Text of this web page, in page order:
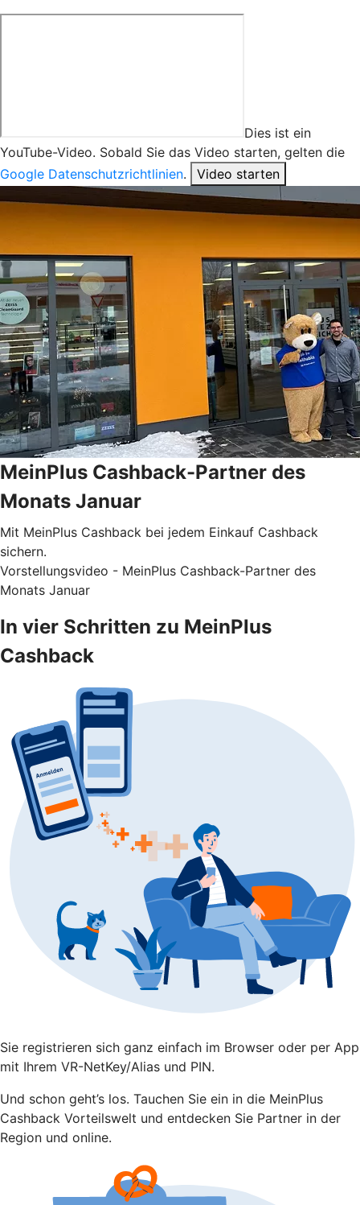
Dies ist ein
YouTube-Video. Sobald Sie das Video starten, gelten die
Google Datenschutzrichtlinien. Video starten
MeinPlus Cashback-Partner des
Monats Januar
Mit MeinPlus Cashback bei jedem Einkauf Cashback
sichern.
Vorstellungsvideo - MeinPlus Cashback-Partner des
Monats Januar
In vier Schritten zu MeinPlus
Cashback
Sie registrieren sich ganz einfach im Browser oder per App
mit Ihrem VR-NetKey/Alias und PIN.
Und schon geht’s los. Tauchen Sie ein in die MeinPlus
Cashback Vorteilswelt und entdecken Sie Partner in der
Region und online.